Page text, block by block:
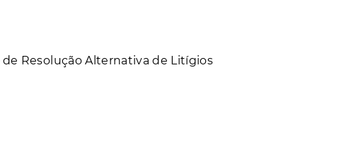
Resolução Alternativa de Litígios